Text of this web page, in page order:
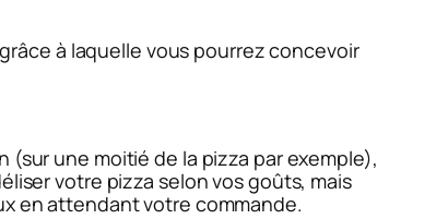
à laquelle vous pourrez concevoir
une moitié de la pizza par exemple),
votre pizza selon vos goûts, mais
en attendant votre commande.